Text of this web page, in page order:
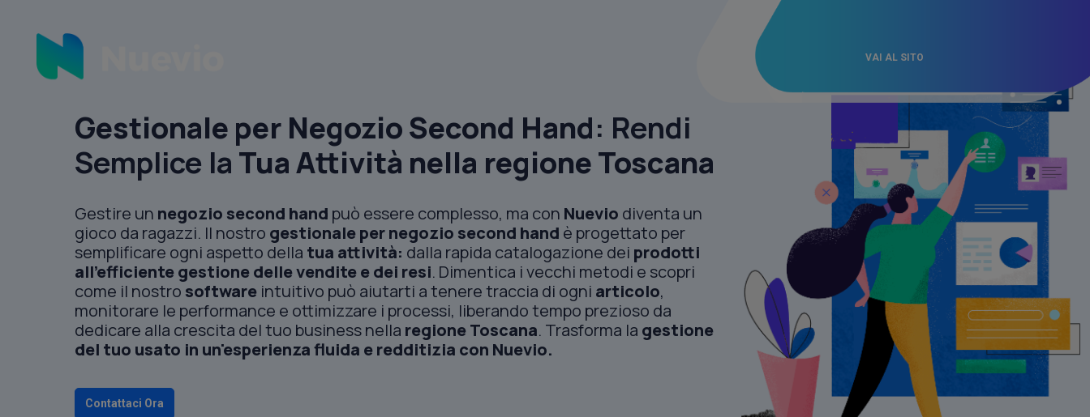
VAI AL SITO
Gestionale per Negozio Second Hand: Rendi
Semplice la Tua Attività nella regioneToscana
Gestire un negozio second hand può essere complesso, ma con Nuevio diventa un
gioco da ragazzi. Il nostro gestionale per negozio second hand è progettato per
semplificare ogni aspetto della tua attività: dalla rapida catalogazione dei prodotti
all'efficiente gestionedelle vendite e dei resi. Dimentica i vecchi metodi e scopri
come il nostro software intuitivo può aiutarti a tenere traccia di ogni articolo,
monitorare le performance e ottimizzare i processi, liberando tempo prezioso da
dedicare alla crescita del tuo business nella regione Toscana. Trasforma la gestione
del tuo usato in un'esperienza fluida e redditizia con Nuevio.
Contattaci Ora